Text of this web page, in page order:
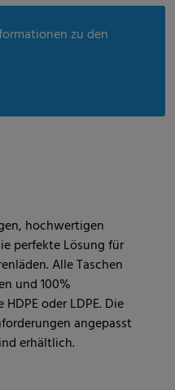
zu den
hochwertigen
perfekte Lösung für
Alle Taschen
und 100%
oder LDPE. Die
angepasst
erhältlich.